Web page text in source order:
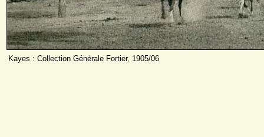
Kayes : Collection Générale Fortier, 1905/06